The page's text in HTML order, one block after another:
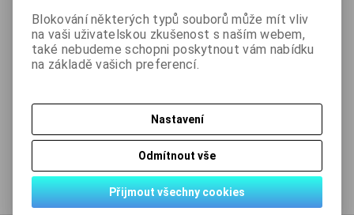
Skladem:2 balení
Doporučit výrobek
Blokování některých typů souborů může mít vliv
na vaši uživatelskou zkušenost s naším webem,
také nebudeme schopni poskytnout vám nabídku
na základě vašich preferencí.
Nastavení
Odmítnout vše
Přijmout všechny cookies